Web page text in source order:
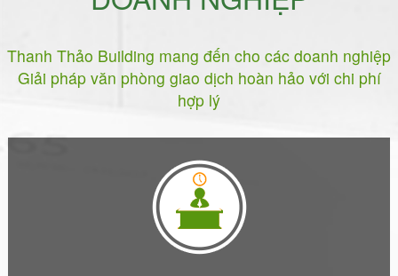
Thanh Thảo Building mang đến cho các doanh nghiệp
Giải pháp văn phòng giao dịch hoàn hảo với chi phí
hợp lý